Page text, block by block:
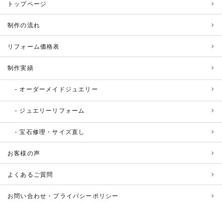
トップページ
制作の流れ
リフォーム価格表
制作実績
オーダーメイドジュエリー
ジュエリーリフォーム
宝石修理・サイズ直し
お客様の声
よくあるご質問
お問い合わせ・プライバシーポリシー